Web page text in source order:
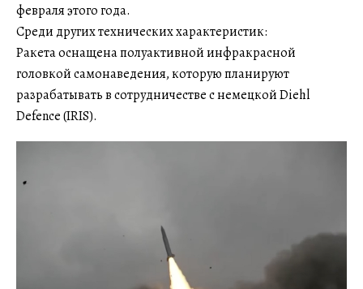
февраля этого года.
Среди других технических характеристик:
Ракета оснащена полуактивной инфракрасной
головкой самонаведения, которую планируют
разрабатывать в сотрудничестве с немецкой Diehl
Defence (IRIS).